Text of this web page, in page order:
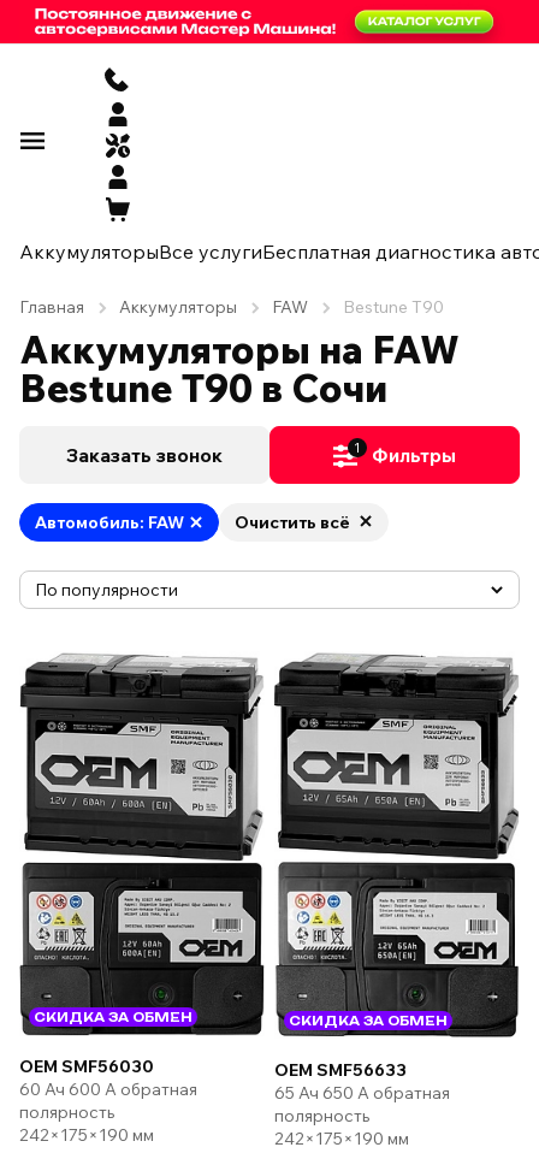
АккумуляторыВсе услугиБесплатная диагностика
Главная Аккумуляторы FAW Bestune T90
Аккумуляторы на FAW
Bestune T90 в Сочи
Заказать звонок 1 Фильтры
Автомобиль: FAW Очистить всё
СКИДКА ЗА ОБМЕН
OEM SMF56030
60 Ач 600 А обратная
полярность
242×175×190 мм
СКИДКА ЗА ОБМЕН
OEM SMF56633
65 Ач 650 А обратная
полярность
242×175×190 мм